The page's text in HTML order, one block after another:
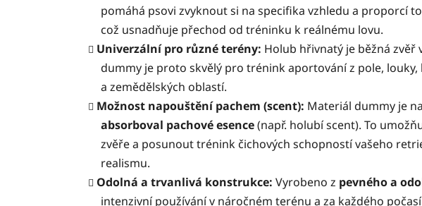
pomáhá psovi zvyknout si na specifika vzhledu a proporcí
což usnadňuje přechod od tréninku k reálnému lovu.
Univerzální pro různé terény: Holub hřivnatý je běžná
dummy je proto skvělý pro trénink aportování z pole, louky,
a zemědělských oblastí.
Možnost napouštění pachem (scent): Materiál dummy je
absorboval pachové esence(např. holubí scent). To
zvěře a posunout trénink čichových schopností vašeho
realismu.
Odolná a trvanlivá konstrukce: Vyrobeno z pevného a
intenzivní používání v náročném terénu a za každého